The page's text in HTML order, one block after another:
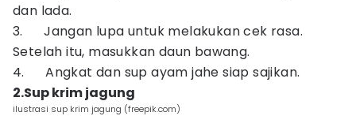
dan lada.
3. Jangan lupa untuk melakukan cek rasa.
Setelah itu, masukkan daun bawang.
4. Angkat dan sup ayam jahe siap sajikan.
2.Sup krim jagung
ilustrasi sup krim jagung (freepik.com)